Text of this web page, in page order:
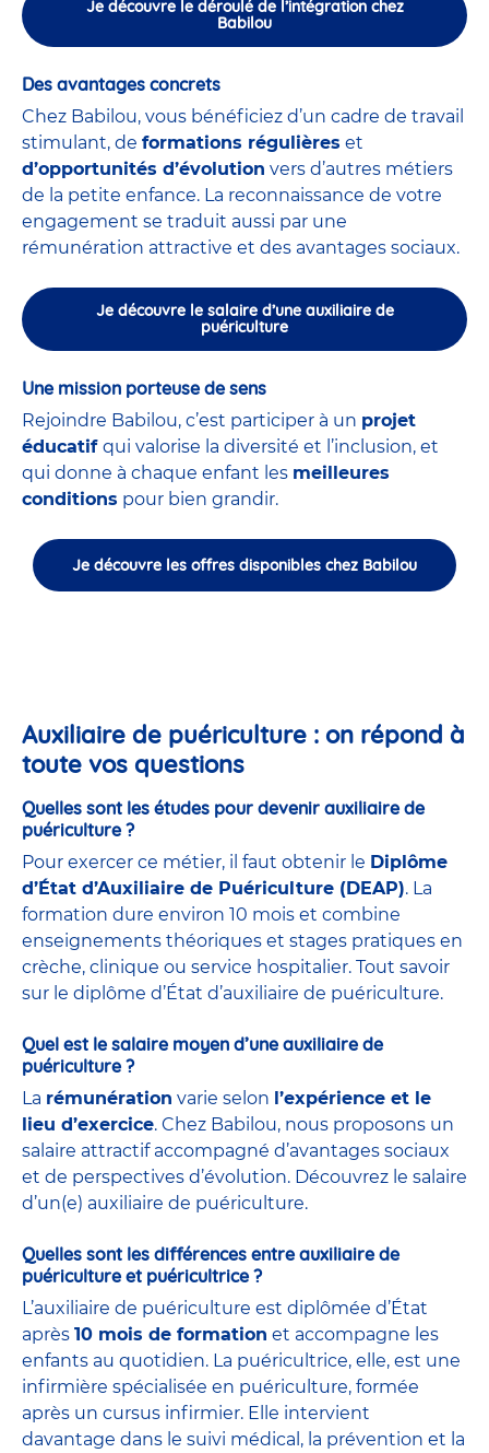
Je découvre le déroulé de l’intégration chez
Babilou
Des avantages concrets
Chez Babilou, vous bénéficiez d’un cadre de travail
stimulant, de formations régulières et
d’opportunités d’évolution vers d’autres métiers
de la petite enfance. La reconnaissance de votre
engagement se traduit aussi par une
rémunération attractive et des avantages sociaux.
Je découvre le salaire d’une auxiliaire de
puériculture
Une mission porteuse de sens
Rejoindre Babilou, c’est participer à un projet
éducatif qui valorise la diversité et l’inclusion, et
qui donne à chaque enfant les meilleures
conditions pour bien grandir.
Je découvre les offres disponibles chez Babilou
Auxiliaire de puériculture : on répond à
toute vos questions
Quelles sont les études pour devenir auxiliaire de
puériculture ?
Pour exercer ce métier, il faut obtenir le Diplôme
d’État d’Auxiliaire de Puériculture (DEAP). La
formation dure environ 10 mois et combine
enseignements théoriques et stages pratiques en
crèche, clinique ou service hospitalier. Tout savoir
sur le diplôme d’État d’auxiliaire de puériculture.
Quel est le salaire moyen d’une auxiliaire de
puériculture ?
La rémunération varie selon l’expérience et le
lieu d’exercice. Chez Babilou, nous proposons un
salaire attractif accompagné d’avantages sociaux
et de perspectives d’évolution. Découvrez le salaire
d’un(e) auxiliaire de puériculture.
Quelles sont les différences entre auxiliaire de
puériculture et puéricultrice ?
L’auxiliaire de puériculture est diplômée d’État
après 10 mois de formation et accompagne les
enfants au quotidien. La puéricultrice, elle, est une
infirmière spécialisée en puériculture, formée
après un cursus infirmier. Elle intervient
davantage dans le suivi médical, la prévention et la